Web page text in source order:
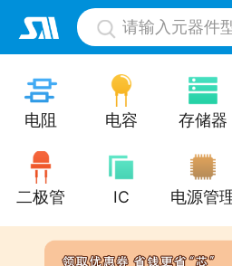
请输入元器件
电阻 电容 存储器
二极管 IC 电源管